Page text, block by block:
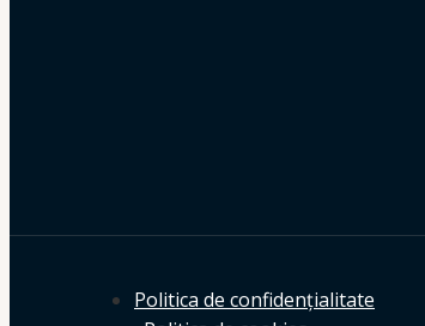
Politica de confidențialitate